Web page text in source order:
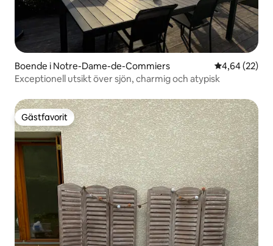
Boende i Notre-Dame-de-Commiers 4,64 av 5 i
4,64 (22)
Exceptionell utsikt över sjön, charmig och atypisk
Gästfavorit
Gästfavorit